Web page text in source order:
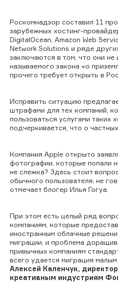
Роскомнадзор составил 11
зарубежных хостинг-
DigitalOcean, Amazon Web
Network Solutions и ряде
заключаются в том, что они не
называемого закона «о
прочего требует открыть в
Исправить ситуацию
штрафами для тех компаний,
пользоваться услугами таких
подчеркивается, что о
Компания Apple открыто
фотографии, которые попали
не слежка? Здесь стоит
обычного пользователя, не
отмечает блогер Илья Гогуа.
При этом есть целый ряд
компаниям, которые
иностранным облачные
миграции, и проблема
привычных компаниям
всего удается миграция
Алексей Каленчук,
креативным индустриям